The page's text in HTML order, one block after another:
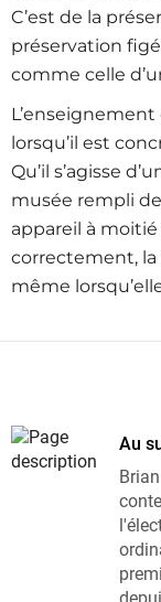
C’est de la
préservation
comme celle
lorsqu’il est
Qu’il s’agisse
musée rempli
appareil à
correctement,
même
Au